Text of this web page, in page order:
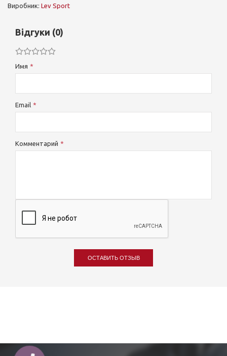
Виробник: Lev Sport
Відгуки (0)
Имя
Email
Комментарий
ОСТАВИТЬ ОТЗЫВ